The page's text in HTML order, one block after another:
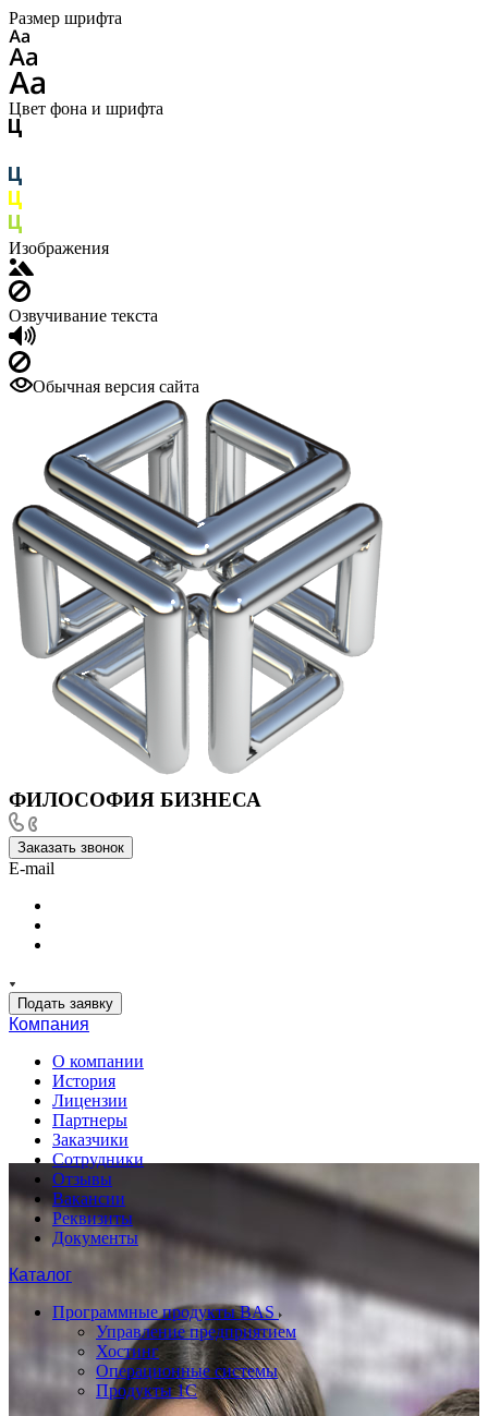
Размер шрифта
Цвет фона и шрифта
Изображения
Озвучивание текста
Обычная версия сайта
ФИЛОСОФИЯ БИЗНЕСА
Заказать звонок
E-mail
Подать заявку
Компания
О компании
История
Лицензии
Партнеры
Заказчики
Сотрудники
Отзывы
Вакансии
Реквизиты
Документы
Каталог
Программные продукты BAS
Управление предприятием
Хостинг
Операционные системы
Продукты 1С